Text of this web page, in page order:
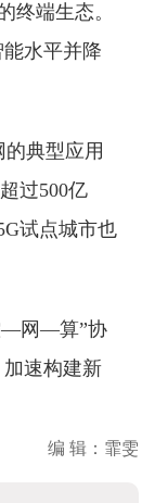
终端生态。
水平并降
典型应用
过500亿
试点城市也
—网—算”协
速构建新
编 辑：霏雯